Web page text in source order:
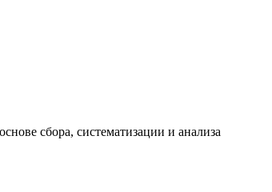
сбора, систематизации и анализа